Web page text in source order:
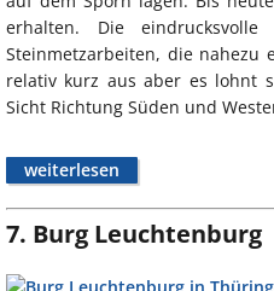
erhalten. Die
Steinmetzarbeiten, die nahezu
relativ kurz aus aber es lohnt
Sicht Richtung Süden und
weiterlesen
7. Burg Leuchtenburg